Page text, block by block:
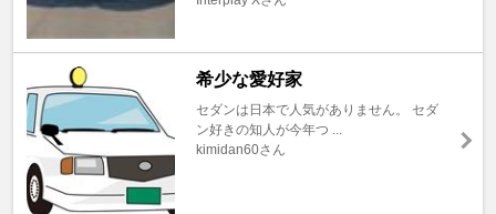
希少な愛好家
セダンは日本で人気がありません。 セダ
ン好きの知人が今年つ ...
kimidan60さん